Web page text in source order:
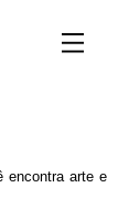
encontra arte e